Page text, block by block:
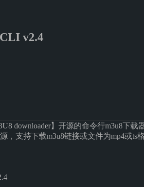
v2.4
downloader】开源的命令行m3u8下载
，支持下载m3u8链接或文件为mp4或ts